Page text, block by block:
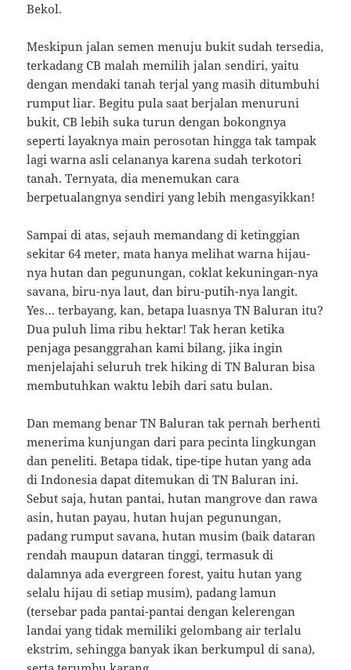
Bekol.
Meskipun jalan semen menuju bukit sudah tersedia,
terkadang CB malah memilih jalan sendiri, yaitu
dengan mendaki tanah terjal yang masih ditumbuhi
rumput liar. Begitu pula saat berjalan menuruni
bukit, CB lebih suka turun dengan bokongnya
seperti layaknya main perosotan hingga tak tampak
lagi warna asli celananya karena sudah terkotori
tanah. Ternyata, dia menemukan cara
berpetualangnya sendiri yang lebih mengasyikkan!
Sampai di atas, sejauh memandang di ketinggian
sekitar 64 meter, mata hanya melihat warna hijau-
nya hutan dan pegunungan, coklat kekuningan-nya
savana, biru-nya laut, dan biru-putih-nya langit.
Yes… terbayang, kan, betapa luasnya TN Baluran itu?
Dua puluh lima ribu hektar! Tak heran ketika
penjaga pesanggrahan kami bilang, jika ingin
menjelajahi seluruh trek hiking di TN Baluran bisa
membutuhkan waktu lebih dari satu bulan.
Dan memang benar TN Baluran tak pernah berhenti
menerima kunjungan dari para pecinta lingkungan
dan peneliti. Betapa tidak, tipe-tipe hutan yang ada
di Indonesia dapat ditemukan di TN Baluran ini.
Sebut saja, hutan pantai, hutan mangrove dan rawa
asin, hutan payau, hutan hujan pegunungan,
padang rumput savana, hutan musim (baik dataran
rendah maupun dataran tinggi, termasuk di
dalamnya ada evergreen forest, yaitu hutan yang
selalu hijau di setiap musim), padang lamun
(tersebar pada pantai-pantai dengan kelerengan
landai yang tidak memiliki gelombang air terlalu
ekstrim, sehingga banyak ikan berkumpul di sana),